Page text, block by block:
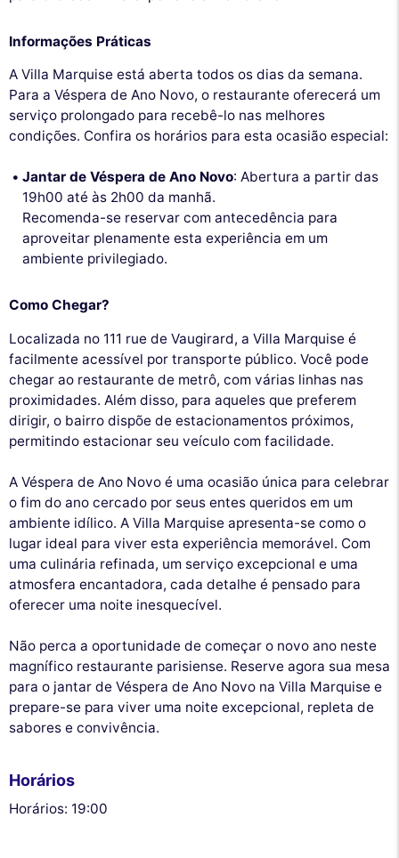
Informações Práticas
A Villa Marquise está aberta todos os dias da semana.
Para a Véspera de Ano Novo, o restaurante oferecerá um
serviço prolongado para recebê-lo nas melhores
condições. Confira os horários para esta ocasião especial:
Jantar de Véspera de Ano Novo: Abertura a partir das
19h00 até às 2h00 da manhã.
Recomenda-se reservar com antecedência para
aproveitar plenamente esta experiência em um
ambiente privilegiado.
Como Chegar?
Localizada no 111 rue de Vaugirard, a Villa Marquise é
facilmente acessível por transporte público. Você pode
chegar ao restaurante de metrô, com várias linhas nas
proximidades. Além disso, para aqueles que preferem
dirigir, o bairro dispõe de estacionamentos próximos,
permitindo estacionar seu veículo com facilidade.
A Véspera de Ano Novo é uma ocasião única para celebrar
o fim do ano cercado por seus entes queridos em um
ambiente idílico. A Villa Marquise apresenta-se como o
lugar ideal para viver esta experiência memorável. Com
uma culinária refinada, um serviço excepcional e uma
atmosfera encantadora, cada detalhe é pensado para
oferecer uma noite inesquecível.
Não perca a oportunidade de começar o novo ano neste
magnífico restaurante parisiense. Reserve agora sua mesa
para o jantar de Véspera de Ano Novo na Villa Marquise e
prepare-se para viver uma noite excepcional, repleta de
sabores e convivência.
Horários
Horários: 19:00